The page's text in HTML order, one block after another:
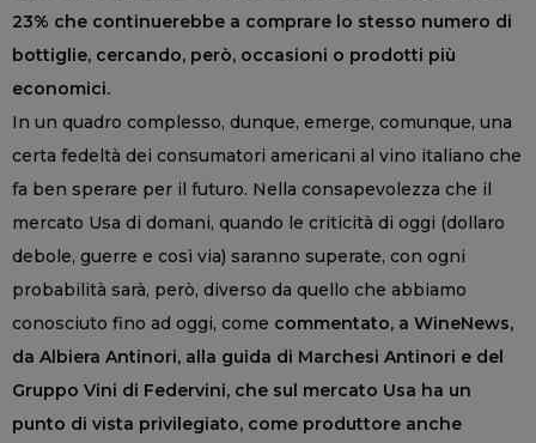
23% che continuerebbe a comprare lo stesso numero di
bottiglie, cercando, però, occasioni o prodotti più
economici.
In un quadro complesso, dunque, emerge, comunque, una
certa fedeltà dei consumatori americani al vino italiano che
fa ben sperare per il futuro. Nella consapevolezza che il
mercato Usa di domani, quando le criticità di oggi (dollaro
debole, guerre e così via) saranno superate, con ogni
probabilità sarà, però, diverso da quello che abbiamo
conosciuto fino ad oggi, come commentato, a WineNews,
da Albiera Antinori, alla guida di Marchesi Antinori e del
Gruppo Vini di Federvini, che sul mercato Usa ha un
punto di vista privilegiato, come produttore anche